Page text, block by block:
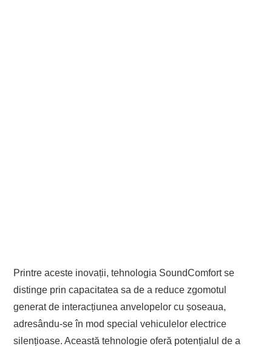
Printre aceste inovații, tehnologia SoundComfort se
distinge prin capacitatea sa de a reduce zgomotul
generat de interacțiunea anvelopelor cu șoseaua,
adresându-se în mod special vehiculelor electrice
silențioase. Această tehnologie oferă potențialul de a